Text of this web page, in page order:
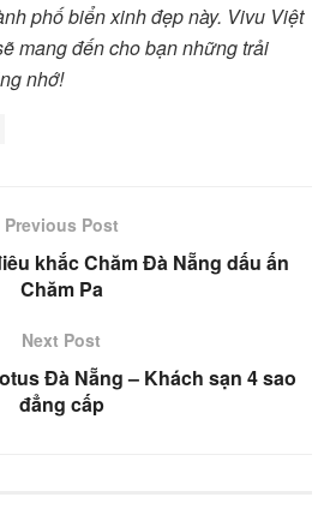
phố biển xinh đẹp này. Vivu Việt
mang đến cho bạn những trải
nhớ!
Previous Post
khắc Chăm Đà Nẵng dấu ấn
Chăm Pa
Next Post
Đà Nẵng – Khách sạn 4 sao
đẳng cấp